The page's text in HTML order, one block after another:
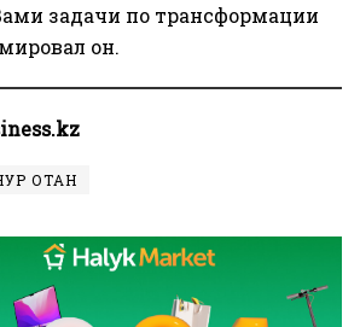
задачи по трансформации
он.
ОТАН